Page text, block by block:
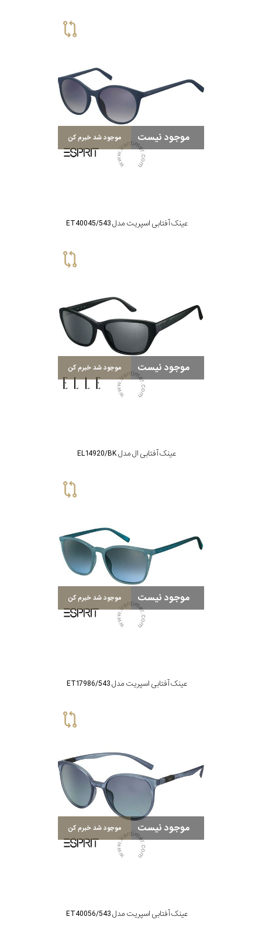
موجود نیست موجود شد خبرم کن
عینک آفتابی اسپریت مدل ET40045/543
موجود نیست موجود شد خبرم کن
عینک آفتابی ال مدل EL14920/BK
موجود نیست موجود شد خبرم کن
عینک آفتابی اسپریت مدل ET17986/543
موجود نیست موجود شد خبرم کن
عینک آفتابی اسپریت مدل ET40056/543